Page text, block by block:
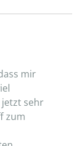
mir
sehr
zum